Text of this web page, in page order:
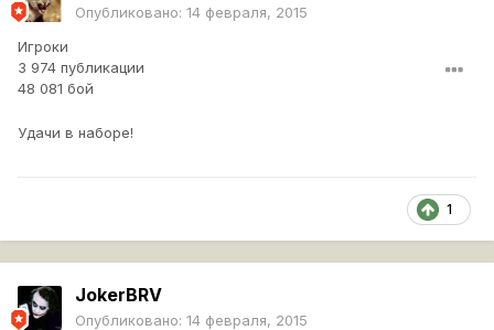
Опубликовано: 14 февраля, 2015
Игроки
3 974 публикации
48 081 бой
Удачи в наборе!
1
JokerBRV
Опубликовано: 14 февраля, 2015